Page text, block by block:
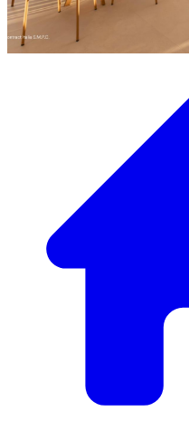
Entdecken Sie unsere
Unser
Von eleganten Tischen
Atmosphäre zu schaffen.